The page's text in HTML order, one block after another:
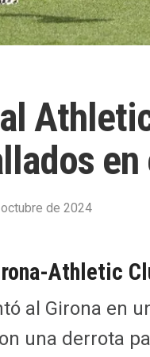
de 2024
Athletic
al Girona en
una derrota